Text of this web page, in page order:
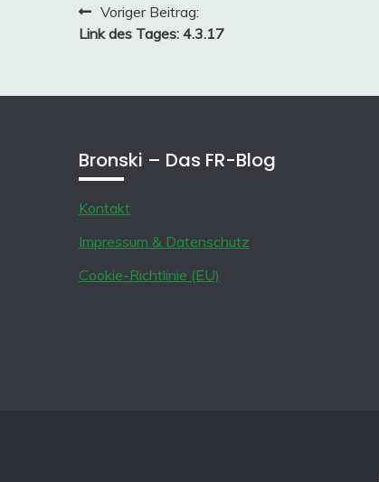
Beitragsnavigation
Voriger Beitrag:
Link des Tages: 4.3.17
Bronski – Das FR-Blog
Kontakt
Impressum & Datenschutz
Cookie-Richtlinie (EU)